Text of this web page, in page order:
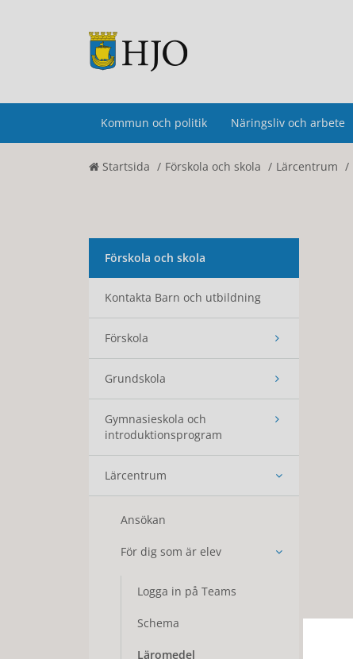
Kommun och politik Näringsliv och arbete
Startsida Förskola och skola Lärcentrum
Förskola och skola
Kontakta Barn och utbildning
Förskola
Grundskola
Gymnasieskola och
introduktionsprogram
Lärcentrum
Ansökan
För dig som är elev
Logga in på Teams
Schema
Läromedel